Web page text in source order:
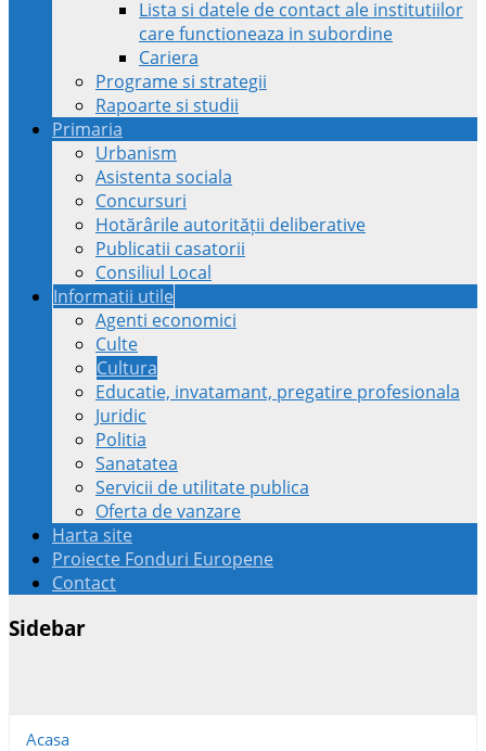
Lista si datele de contact ale institutiilor
care functioneaza in subordine
Cariera
Programe si strategii
Rapoarte si studii
Primaria
Urbanism
Asistenta sociala
Concursuri
Hotărârile autorității deliberative
Publicatii casatorii
Consiliul Local
Informatii utile
Agenti economici
Culte
Cultura
Educatie, invatamant, pregatire profesionala
Juridic
Politia
Sanatatea
Servicii de utilitate publica
Oferta de vanzare
Harta site
Proiecte Fonduri Europene
Contact
Sidebar
Acasa